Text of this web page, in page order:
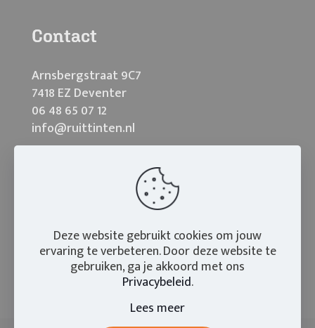
Contact
Arnsbergstraat 9C7
7418 EZ Deventer
06 48 65 07 12
info@ruittinten.nl
Deze website gebruikt cookies om jouw
ervaring te verbeteren. Door deze website te
gebruiken, ga je akkoord met ons
Privacybeleid.
Lees meer